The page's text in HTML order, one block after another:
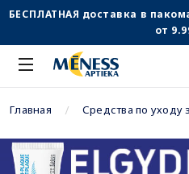
БЕСПЛАТНАЯ доставка в
от
Главная Средства по уходу